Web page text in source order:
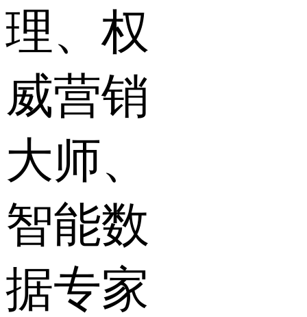
理、权
威营销
大师、
智能数
据专家